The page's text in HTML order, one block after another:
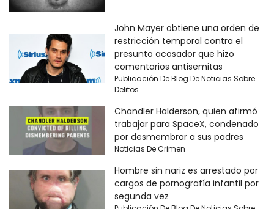
John Mayer obtiene una orden de
restricción temporal contra el
presunto acosador que hizo
comentarios antisemitas
Publicación De Blog De Noticias Sobre
Delitos
Chandler Halderson, quien afirmó
trabajar para SpaceX, condenado
por desmembrar a sus padres
Noticias De Crimen
Hombre sin nariz es arrestado por
cargos de pornografía infantil por
segunda vez